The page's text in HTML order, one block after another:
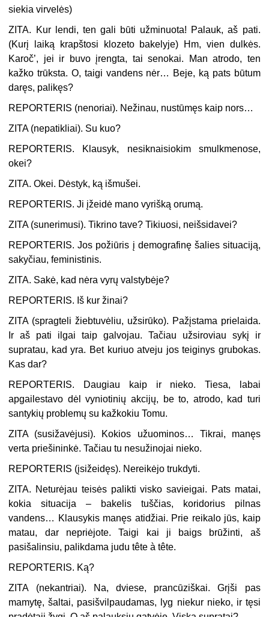
siekia virvelės)
ZITA. Kur lendi, ten gali būti užminuota! Palauk, aš pati.
(Kurį laiką krapštosi klozeto bakelyje) Hm, vien dulkės.
Karoč’, jei ir buvo įrengta, tai senokai. Man atrodo, ten
kažko trūksta. O, taigi vandens nėr… Beje, ką pats būtum
daręs, palikęs?
REPORTERIS (nenoriai). Nežinau, nustūmęs kaip nors…
ZITA (nepatikliai). Su kuo?
REPORTERIS. Klausyk, nesiknaisiokim smulkmenose,
okei?
ZITA. Okei. Dėstyk, ką išmušei.
REPORTERIS. Ji įžeidė mano vyrišką orumą.
ZITA (sunerimusi). Tikrino tave? Tikiuosi, neišsidavei?
REPORTERIS. Jos požiūris į demografinę šalies situaciją,
sakyčiau, feministinis.
ZITA. Sakė, kad nėra vyrų valstybėje?
REPORTERIS. Iš kur žinai?
ZITA (spragteli žiebtuvėliu, užsirūko). Pažįstama prielaida.
Ir aš pati ilgai taip galvojau. Tačiau užsiroviau sykį ir
supratau, kad yra. Bet kuriuo atveju jos teiginys grubokas.
Kas dar?
REPORTERIS. Daugiau kaip ir nieko. Tiesa, labai
apgailestavo dėl vyniotinių akcijų, be to, atrodo, kad turi
santykių problemų su kažkokiu Tomu.
ZITA (susižavėjusi). Kokios užuominos… Tikrai, manęs
verta priešininkė. Tačiau tu nesužinojai nieko.
REPORTERIS (įsižeidęs). Nereikėjo trukdyti.
ZITA. Neturėjau teisės palikti visko savieigai. Pats matai,
kokia situacija –
bakelis tuščias, koridorius pilnas
vandens… Klausykis manęs atidžiai. Prie reikalo jūs, kaip
matau, dar nepriėjote. Taigi kai ji baigs brūžinti, aš
pasišalinsiu, palikdama judutête à tête.
REPORTERIS. Ką?
ZITA (nekantriai). Na, dviese, prancūziškai. Grįši pas
mamytę, šaltai, pasišvilpaudamas, lyg niekur nieko, ir tęsi